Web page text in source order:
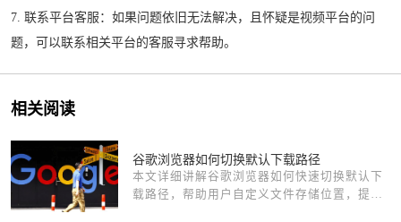
7. 联系平台客服：如果问题依旧无法解决，且怀疑是视频平台的问
题，可以联系相关平台的客服寻求帮助。
相关阅读
谷歌浏览器如何切换默认下载路径
本文详细讲解谷歌浏览器如何快速切换默认下
载路径，帮助用户自定义文件存储位置，提高